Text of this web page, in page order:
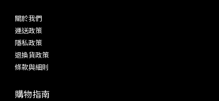
關於我們
運送政策
隱私政策
退換貨政策
條款與細則
購物指南